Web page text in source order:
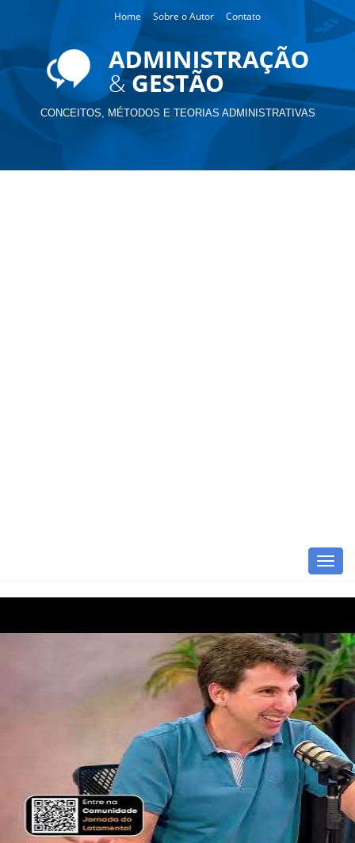
Home Sobre o Autor Contato
CONCEITOS, MÉTODOS E TEORIAS ADMINISTRATIVAS